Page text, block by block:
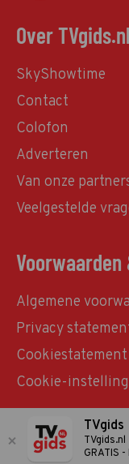
Over TVgids.nl
SkyShowtime
Contact
Colofon
Adverteren
Van onze
Veelgestelde
Algemene
Privacy
Cookiestatement
Cookie-
© TVgids.nl
datamining.
TVgids
TVgids.nl
GRATIS